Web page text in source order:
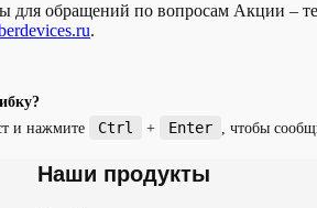
для обращений по вопросам Акции –
.
и нажмите
Ctrl + Enter , чтобы
Наши продукты